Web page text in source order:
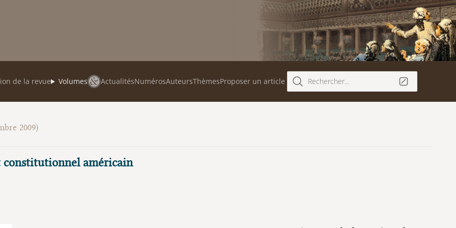
de la revue Volumes ActualitésNumérosAuteursThèmesProposer un article Rechercher...
2009)
constitutionnel américain